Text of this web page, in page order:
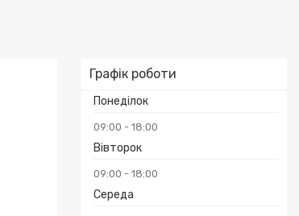
Графік роботи
Понеділок
09:00 18:00
Вівторок
09:00 18:00
Середа